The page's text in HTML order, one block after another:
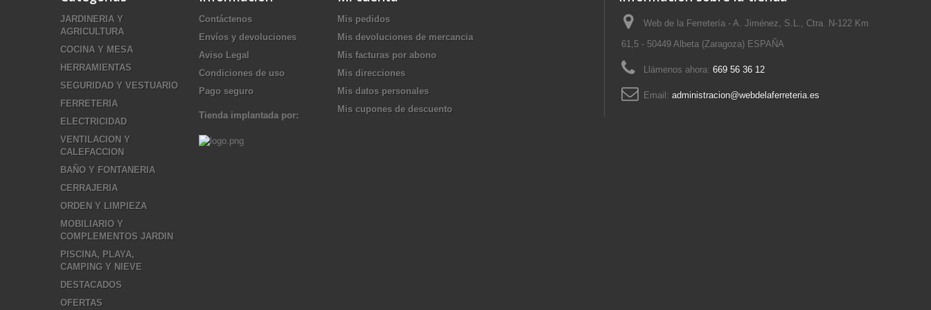
JARDINERIA Y
AGRICULTURA
COCINA Y MESA
HERRAMIENTAS
SEGURIDAD Y VESTUARIO
FERRETERIA
ELECTRICIDAD
VENTILACION Y
CALEFACCION
BAÑO Y FONTANERIA
CERRAJERIA
ORDEN Y LIMPIEZA
MOBILIARIO Y
COMPLEMENTOS JARDIN
PISCINA, PLAYA,
CAMPING Y NIEVE
DESTACADOS
OFERTAS
Contáctenos
Envíos y devoluciones
Aviso Legal
Condiciones de uso
Pago seguro
Tienda implantada por:
Mis pedidos
Mis devoluciones de mercancia
Mis facturas por abono
Mis direcciones
Mis datos personales
Mis cupones de descuento
Web de la Ferretería - A. Jiménez, S.L., Ctra. N-122 Km
61,5 - 50449 Albeta (Zaragoza) ESPAÑA
Llámenos ahora: 669 56 36 12
Email: administracion@webdelaferreteria.es